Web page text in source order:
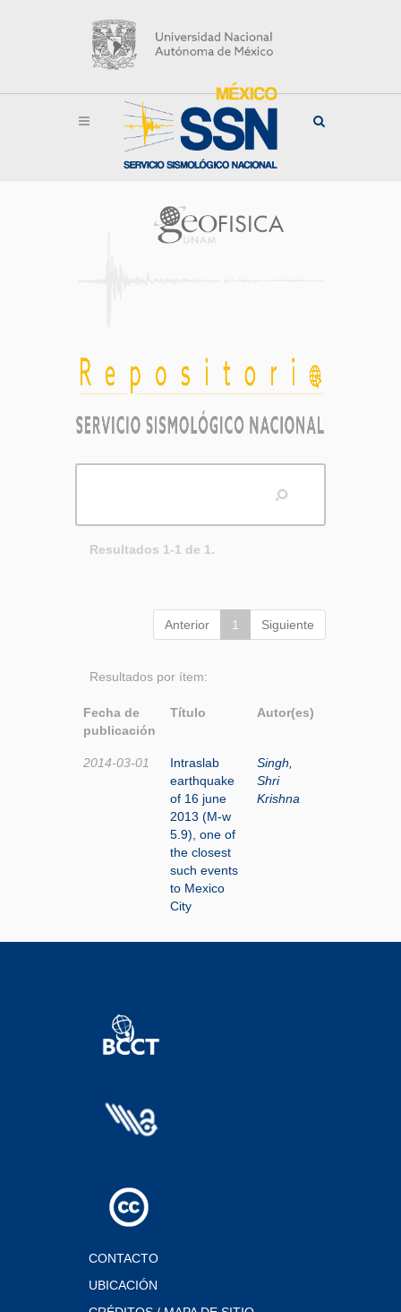
Resultados 1-1 de 1.
Anterior 1 Siguiente
Resultados por ítem:
Fecha de
publicación
Título Autor(es)
2014-03-01
Intraslab
earthquake
of 16 june
2013 (M-w
5.9), one of
the closest
such events
to Mexico
City
Singh,
Shri
Krishna
CONTACTO
UBICACIÓN